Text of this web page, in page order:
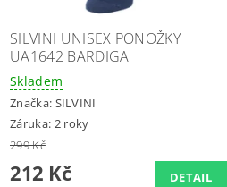
SILVINI UNISEX PONOŽKY
UA1642 BARDIGA
Skladem
Značka: SILVINI
Záruka: 2 roky
299 Kč
212 Kč DETAIL